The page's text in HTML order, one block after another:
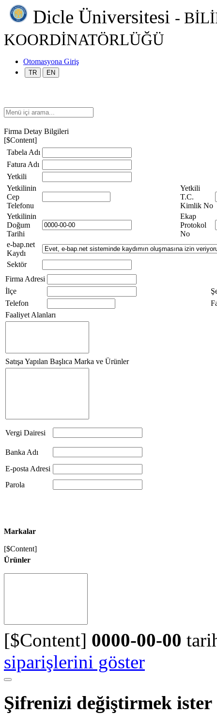
Dicle Üniversitesi -
KOORDİNATÖRLÜĞÜ
Otomasyona Giriş
TR EN
Firma Detay Bilgileri
[$Content]
Tabela Adı
Fatura Adı
Yetkili
Yetkilinin
Cep
Telefonu
Yetkili
T.C.
Kimlik No
Yetkilinin
Doğum
Tarihi
Ekap
Protokol
No
e-bap.net
Kaydı
Sektör
Firma Adresi
İlçe
Telefon
Faaliyet Alanları
Satışa Yapılan Başlıca Marka ve Ürünler
Vergi Dairesi
Banka Adı
E-posta Adresi
Parola
Markalar
[$Content]
Ürünler
[$Content] 0000-00-00
siparişlerini göster
Şifrenizi değiştirmek ister